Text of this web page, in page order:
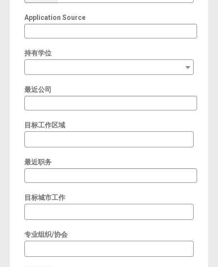
Application Source
持有学位
最近公司
目标工作区域
最近职务
目标城市工作
专业组织/协会